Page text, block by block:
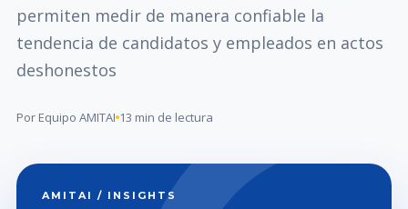
permiten medir de manera confiable la
tendencia de candidatos y empleados en actos
deshonestos
Por Equipo AMITAI 13 min de lectura
AMITAI / INSIGHTS